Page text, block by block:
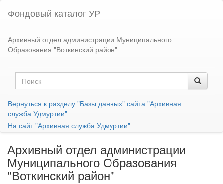
Фондовый каталог УР
Архивный отдел администрации Муниципального
Образования "Воткинский район"
Вернуться к разделу "Базы данных" сайта "Архивная
служба Удмуртии"
На сайт "Архивная служба Удмуртии"
Архивный отдел администрации
Муниципального Образования
"Воткинский район"